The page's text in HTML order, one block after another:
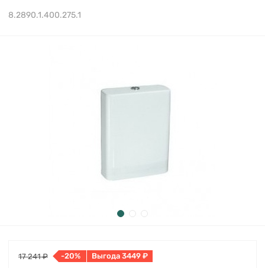
8.2890.1.400.275.1
17 241 ₽ -20% Выгода 3449 ₽